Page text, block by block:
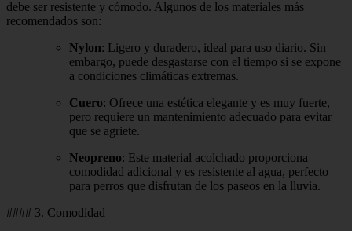
debe ser resistente y cómodo. Algunos de los materiales más
recomendados son:
Nylon: Ligero y duradero, ideal para uso diario. Sin
embargo, puede desgastarse con el tiempo si se expone
a condiciones climáticas extremas.
Cuero: Ofrece una estética elegante y es muy fuerte,
pero requiere un mantenimiento adecuado para evitar
que se agriete.
Neopreno: Este material acolchado proporciona
comodidad adicional y es resistente al agua, perfecto
para perros que disfrutan de los paseos en la lluvia.
#### 3. Comodidad